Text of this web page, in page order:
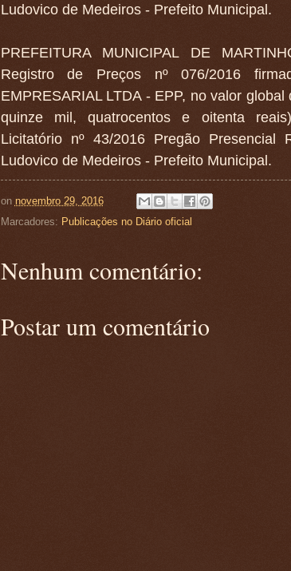
Ludovico de Medeiros - Prefeito Municipal.
PREFEITURA MUNICIPAL DE
Registro de Preços nº 076/2016
EMPRESARIAL LTDA - EPP, no valor
quinze mil, quatrocentos e oitenta
Licitatório nº 43/2016 Pregão Presencial
Ludovico de Medeiros - Prefeito Municipal.
on novembro 29, 2016
Marcadores: Publicações no Diário oficial
Nenhum comentário:
Postar um comentário